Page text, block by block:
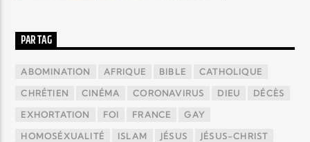
PAR TAG
ABOMINATION AFRIQUE BIBLE CATHOLIQUE
CHRÉTIEN CINÉMA CORONAVIRUS DIEU DÉCÈS
EXHORTATION FOI FRANCE GAY
HOMOSÉXUALITÉ ISLAM JÉSUS JÉSUS-CHRIST